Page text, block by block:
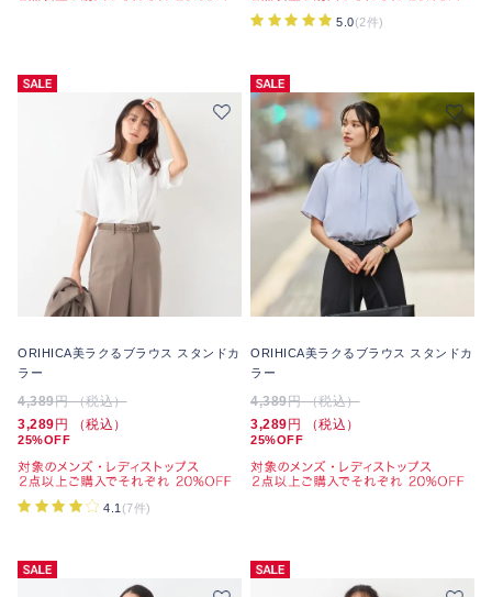
5.0(2件)
ORIHICA美ラクるブラウス スタンドカ
ラー
4,389円 （税込）
3,289 円 （税込）
25%OFF
4.1 (7件)
ORIHICA美ラクるブラウス スタンドカ
ラー
4,389円 （税込）
3,289 円 （税込）
25%OFF